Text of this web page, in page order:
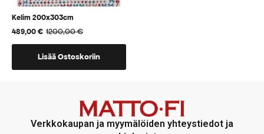
Kelim 200x303cm
1200,00€
Alkuperäinen
hinta
1200,00 €.
489,00€
Nykyinen
hinta
489,00 €.Lisää Ostoskoriin
Verkkokaupan ja myymälöiden yhteystiedot ja